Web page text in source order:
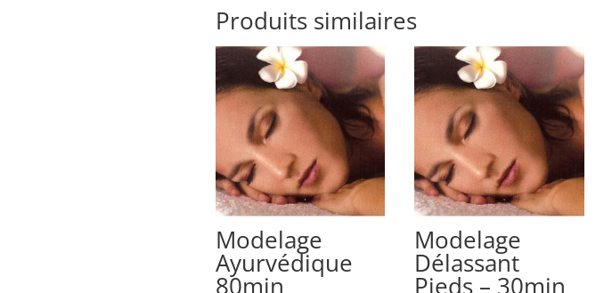
Produits similaires
Modelage
Ayurvédique
80min
Modelage
Délassant
Pieds – 30min